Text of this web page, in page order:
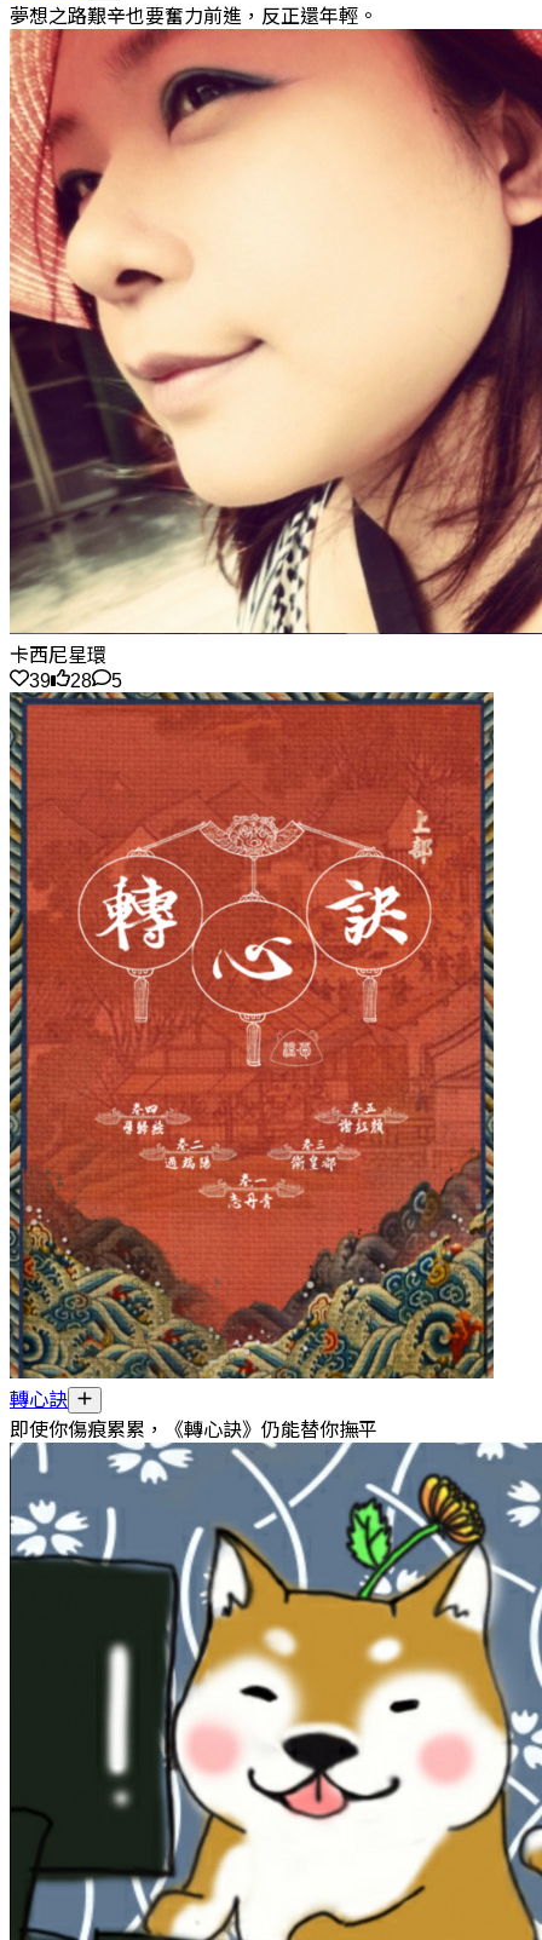
夢想之路艱辛也要奮力前進，反正還年輕。
卡西尼星環
39
28 5
轉心訣
即使你傷痕累累，《轉心訣》仍能替你撫平